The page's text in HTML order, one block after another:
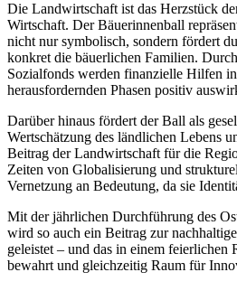
Die Landwirtschaft ist das Herzstück
Wirtschaft. Der Bäuerinnenball
nicht nur symbolisch, sondern fördert
konkret die bäuerlichen Familien.
Sozialfonds werden finanzielle Hilfen
herausfordernden Phasen positiv
Darüber hinaus fördert der Ball als
Wertschätzung des ländlichen Lebens
Beitrag der Landwirtschaft für die
Zeiten von Globalisierung und
Vernetzung an Bedeutung, da sie
Mit der jährlichen Durchführung des
wird so auch ein Beitrag zur
geleistet – und das in einem feierlichen
bewahrt und gleichzeitig Raum für